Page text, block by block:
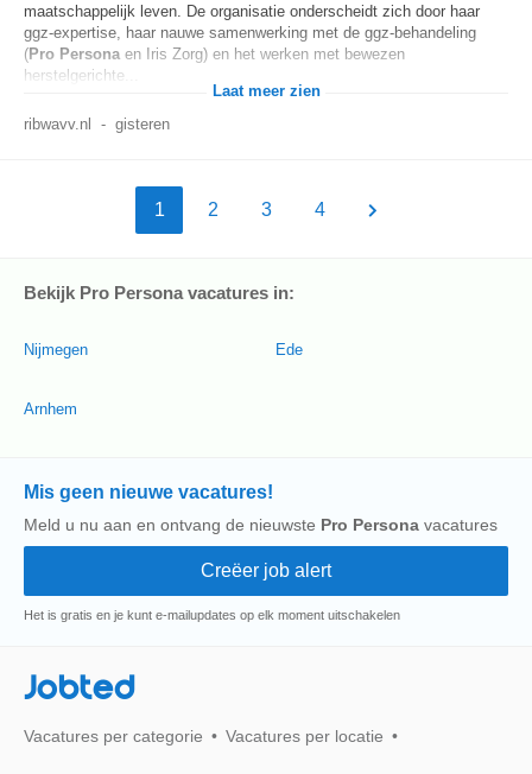
maatschappelijk leven. De organisatie onderscheidt zich door haar
ggz-expertise, haar nauwe samenwerking met de ggz-behandeling
(Pro Persona en Iris Zorg) en het werken met bewezen
herstelgerichte...
Laat meer zien
ribwavv.nl - gisteren
1 2 3 4
Bekijk Pro Persona vacatures in:
Nijmegen
Arnhem
Ede
Mis geen nieuwe vacatures!
Meld u nu aan en ontvang de nieuwste Pro Persona vacatures
Het is gratis en je kunt e-mailupdates op elk moment uitschakelen
Jobted
Vacatures per categorie Vacatures per locatie